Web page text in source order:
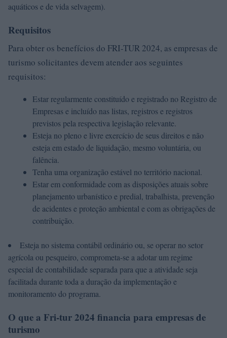
aquáticos e de vida selvagem).
Requisitos
Para obter os benefícios do FRI-TUR 2024, as empresas de
turismo solicitantes devem atender aos seguintes
requisitos:
Estar regularmente constituído e registrado no Registro de
Empresas e incluído nas listas, registros e registros
previstos pela respectiva legislação relevante.
Esteja no pleno e livre exercício de seus direitos e não
esteja em estado de liquidação, mesmo voluntária, ou
falência.
Tenha uma organização estável no território nacional.
Estar em conformidade com as disposições atuais sobre
planejamento urbanístico e predial, trabalhista, prevenção
de acidentes e proteção ambiental e com as obrigações de
contribuição.
Esteja no sistema contábil ordinário ou, se operar no setor
agrícola ou pesqueiro, comprometa-se a adotar um regime
especial de contabilidade separada para que a atividade seja
facilitada durante toda a duração da implementação e
monitoramento do programa.
O que a Fri-tur 2024 financia para empresas de
turismo